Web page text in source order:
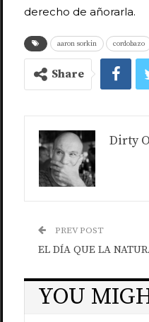
derecho de añorarla.
aaron sorkin cordobazo
Share
Dirty
PREV POST
EL DÍA QUE LA
YOU